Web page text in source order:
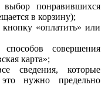
понравившихся
в корзину);
«оплатить» или
совершения
карта»;
сведения, которые
нужно предельно